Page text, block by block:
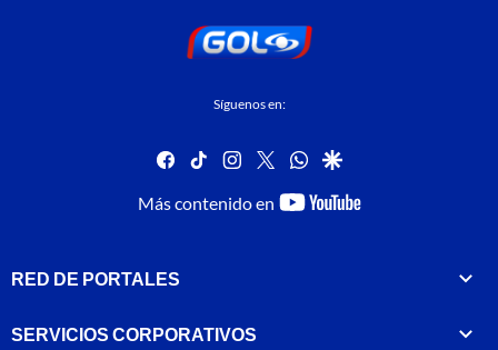
Síguenos en:
facebook
tiktok instagram
twitterwhatsapp
google
Más contenido en
youtube-
RED DE PORTALES
SERVICIOS CORPORATIVOS